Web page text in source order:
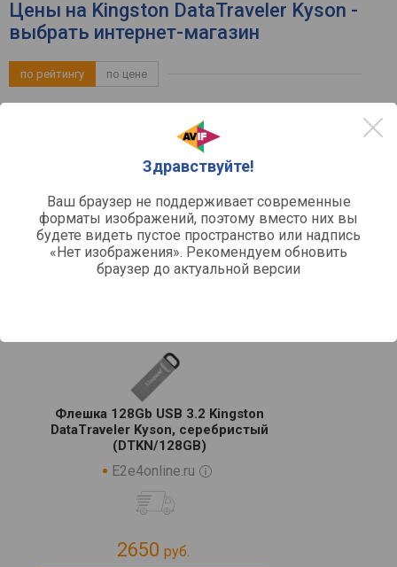
Здравствуйте!
Ваш браузер не поддерживает современные
форматы изображений, поэтому вместо них вы
будете видеть пустое пространство или надпись
«Нет изображения». Рекомендуем обновить
браузер до актуальной версии
Цены на Kingston DataTraveler Kyson -
выбрать интернет-магазин
по рейтингу по цене
Флешка Kingston 128Gb DataTraveler
kotofoto.ru
Флешка 128Gb USB 3.2 Kingston
DataTraveler Kyson, серебристый
(DTKN/128GB)
E2e4online.ru
2650 руб.